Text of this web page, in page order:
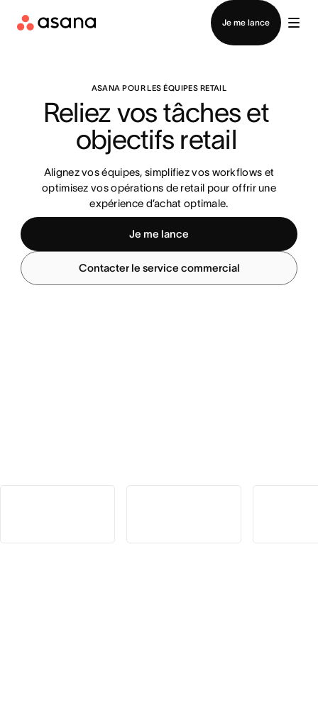
Je me lance
Contacter le service commercial
ASANA POUR LES ÉQUIPES RETAIL
Reliez vos tâches et
objectifs retail
Alignez vos équipes, simplifiez vos workflows et
optimisez vos opérations de retail pour offrir une
expérience d’achat optimale.
Je me lance
Contacter le service commercial